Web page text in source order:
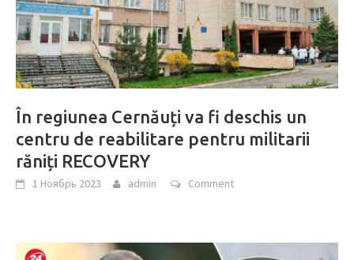
În regiunea Cernăuți va fi deschis un
centru de reabilitare pentru militarii
răniți RECOVERY
1 Ноябрь 2023 admin Comment